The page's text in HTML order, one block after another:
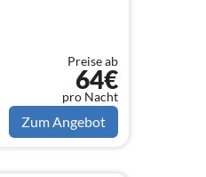
Preise ab
64€
pro Nacht
Zum Angebot